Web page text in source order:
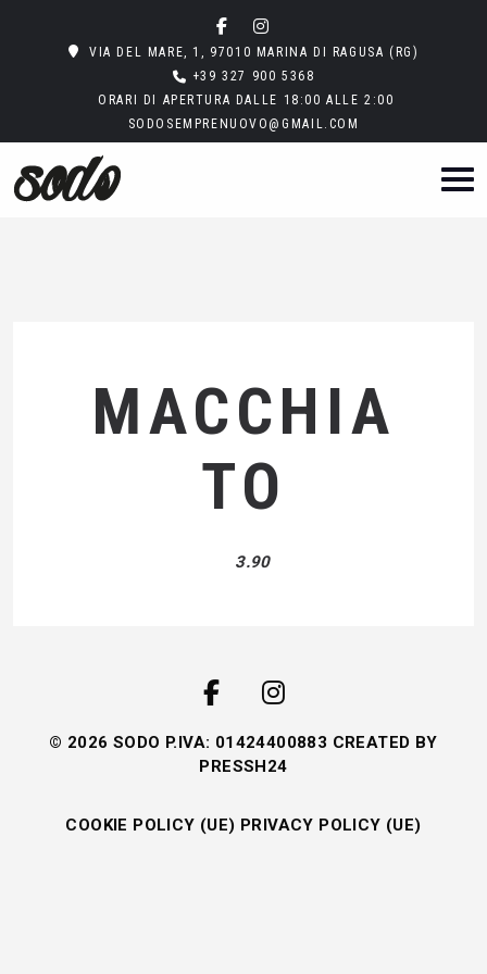
VIA DEL MARE, 1, 97010 MARINA DI RAGUSA (RG)
+39 327 900 5368
ORARI DI APERTURA DALLE 18:00 ALLE 2:00
SODOSEMPRENUOVO@GMAIL.COM
MACCHIA
TO
3.90
© 2026 SODO P.IVA: 01424400883 CREATED BY
PRESSH24
COOKIE POLICY (UE) PRIVACY POLICY (UE)